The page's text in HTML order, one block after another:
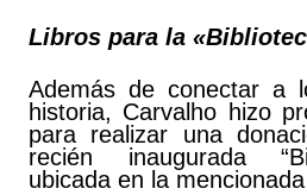
Libros para la
Además de conectar a
historia, Carvalho hizo
para realizar una
recién inaugurada
ubicada en la